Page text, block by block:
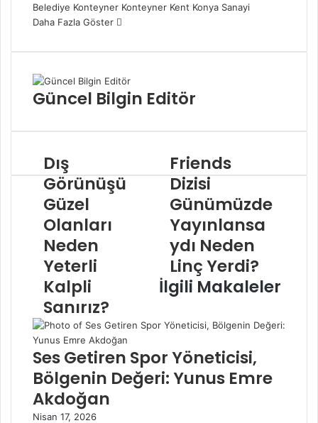
Belediye Konteyner Konteyner Kent Konya Sanayi
Daha Fazla Göster
Güncel Bilgin Editör
Dış
Görünüşü
Güzel
Olanları
Neden
Yeterli
Kalpli
Sanırız?
Friends
Dizisi
Günümüzde
Yayınlansa
ydı Neden
Linç Yerdi?
İlgili Makaleler
Ses Getiren Spor Yöneticisi,
Bölgenin Değeri: Yunus Emre
Akdoğan
Nisan 17, 2026